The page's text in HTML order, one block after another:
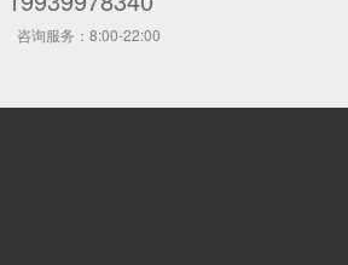
咨询服务：8:00-22:00